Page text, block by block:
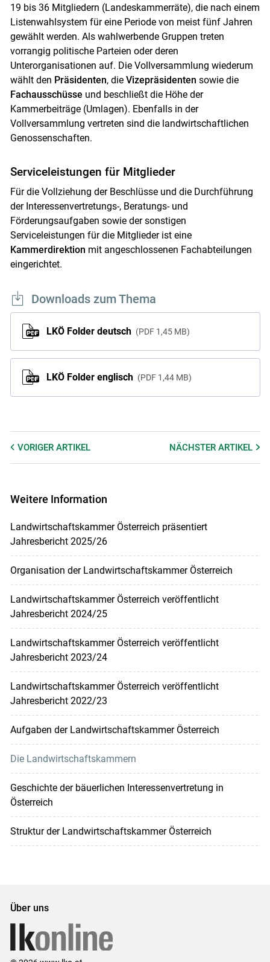
19 bis 36 Mitgliedern (Landeskammerräte), die nach einem
Listenwahlsystem für eine Periode von meist fünf Jahren
gewählt werden. Als wahlwerbende Gruppen treten
vorrangig politische Parteien oder deren
Unterorganisationen auf. Die Vollversammlung wiederum
wählt den Präsidenten, die Vizepräsidenten sowie die
Fachausschüsse und beschließt die Höhe der
Kammerbeiträge (Umlagen). Ebenfalls in der
Vollversammlung vertreten sind die landwirtschaftlichen
Genossenschaften.
Serviceleistungen für Mitglieder
Für die Vollziehung der Beschlüsse und die Durchführung
der Interessenvertretungs-, Beratungs- und
Förderungsaufgaben sowie der sonstigen
Serviceleistungen für die Mitglieder ist eine
Kammerdirektion mit angeschlossenen Fachabteilungen
eingerichtet.
Downloads zum Thema
LKÖ Folder deutsch PDF 1,45 MB
LKÖ Folder englisch PDF 1,44 MB
VORIGER ARTIKEL NÄCHSTERARTIKEL
Weitere Information
Landwirtschaftskammer Österreich präsentiert
Jahresbericht 2025/26
Organisation der Landwirtschaftskammer Österreich
Landwirtschaftskammer Österreich veröffentlicht
Jahresbericht 2024/25
Landwirtschaftskammer Österreich veröffentlicht
Jahresbericht 2023/24
Landwirtschaftskammer Österreich veröffentlicht
Jahresbericht 2022/23
Aufgaben der Landwirtschaftskammer Österreich
Die Landwirtschaftskammern
Geschichte der bäuerlichen Interessenvertretung in
Österreich
Struktur der Landwirtschaftskammer Österreich
Über uns